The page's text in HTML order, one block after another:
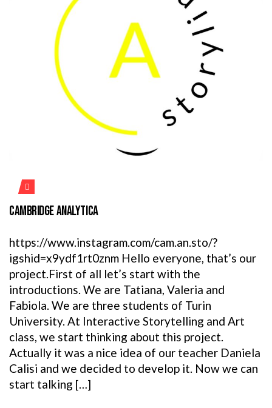
CAMBRIDGE ANALYTICA
https://www.instagram.com/cam.an.sto/?
igshid=x9ydf1rt0znm Hello everyone, that’s our
project.First of all let’s start with the
introductions. We are Tatiana, Valeria and
Fabiola. We are three students of Turin
University. At Interactive Storytelling and Art
class, we start thinking about this project.
Actually it was a nice idea of our teacher Daniela
Calisi and we decided to develop it. Now we can
start talking […]